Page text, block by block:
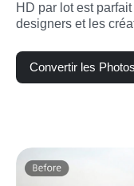
HD par lot est
designers et les
Convertir les